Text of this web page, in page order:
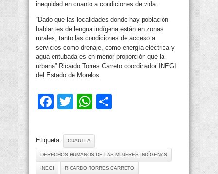
inequidad en cuanto a condiciones de vida.
“Dado que las localidades donde hay población
hablantes de lengua indígena están en zonas
rurales, tanto las condiciones de acceso a
servicios como drenaje, como energía eléctrica y
agua entubada es en menor proporción que la
urbana” Ricardo Torres Carreto coordinador INEGI
del Estado de Morelos.
Facebook
TwitterWhatsApp
Etiqueta: CUAUTLA
DERECHOS HUMANOS DE LAS MUJERES INDÍGENAS
INEGI RICARDO TORRES CARRETO